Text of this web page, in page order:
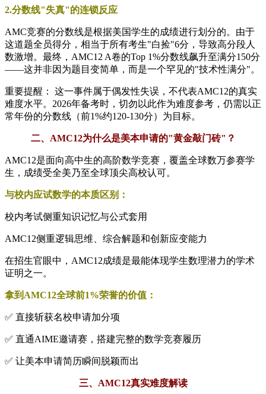
2.分数线"失真"的连锁反应
AMC竞赛的分数线是根据美国学生的成绩进行划分的。由于
这道题全员得分，相当于所有考生"白捡"6分，导致高分段人
数激增。最终，AMC12 A卷的Top 1%分数线飙升至满分150分
——这并非因为题目变简单，而是一个罕见的"技术性满分"。
重要提醒： 这一事件属于偶发性失误，不代表AMC12的真实
难度水平。2026年备考时，切勿以此作为难度参考，仍需以正
常年份的分数线（前1%约120-130分）为目标。
二、AMC12为什么是美本申请的"黄金敲门砖"？
AMC12是面向高中生的高阶数学竞赛，覆盖全球数万参赛学
生，成绩受全美乃至全球顶尖高校认可。
与校内应试数学的本质区别：
校内考试侧重知识记忆与公式套用
AMC12侧重逻辑思维、综合解题和创新应变能力
在招生官眼中，AMC12成绩是最能体现学生数理潜力的学术
证明之一。
拿到AMC12全球前1%荣誉的价值：
✅ 直接斩获名校申请加分项
✅ 直通AIME邀请赛，搭建完整的数学竞赛履历
✅ 让美本申请简历瞬间脱颖而出
三、AMC12真实难度解读